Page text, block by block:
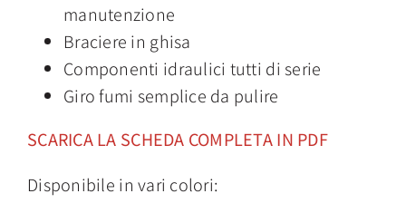
manutenzione
Braciere in ghisa
Componenti idraulici tutti di serie
Giro fumi semplice da pulire
SCARICA LA SCHEDA COMPLETA IN PDF
Disponibile in vari colori: